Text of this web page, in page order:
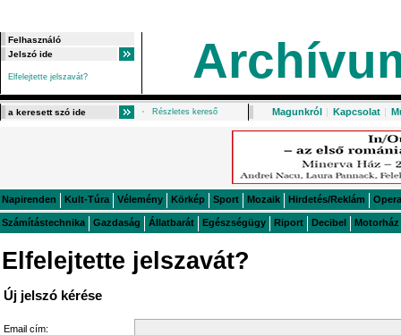
Elfelejtette jelszavát?
Részletes kereső Magunkról | Kapcsolat |
Napirenden Kult-Túra Vélemény Körkép Sport Mozaik Hirdetés/Reklám Opera
Számítástechnika Gazdaság Állatbarát Egészségügy Riport Decibel Motorház
Elfelejtette jelszavát?
Új jelszó kérése
Email cím: